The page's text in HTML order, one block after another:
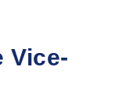
Vice-